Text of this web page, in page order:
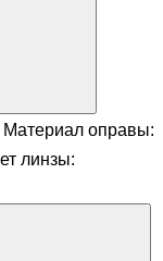
оправы:
линзы: